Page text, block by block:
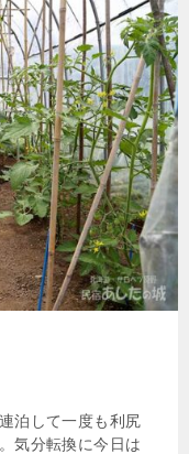
泊して一度も利尻
気分転換に今日は